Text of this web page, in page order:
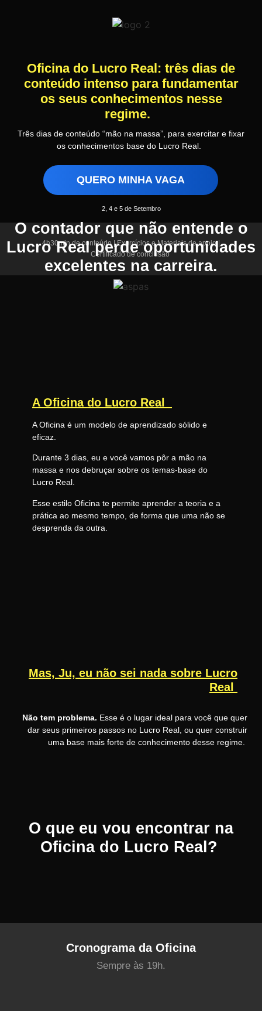
Oficina do Lucro Real: três dias de
conteúdo intenso para fundamentar
os seus conhecimentos nesse
regime.
Três dias de conteúdo “mão na massa”, para exercitar e fixar
os conhecimentos base do Lucro Real.
QUERO MINHA VAGA
2, 4 e 5 de Setembro
4h30min de conteúdo | Exercícios e Materiais de apoio |
Certificado de conclusão
O contador que não entende o
Lucro Real perde oportunidades
excelentes na carreira.
A Oficina do Lucro Real
A Oficina é um modelo de aprendizado sólido e
eficaz.
Durante 3 dias, eu e você vamos pôr a mão na
massa e nos debruçar sobre os temas-base do
Lucro Real.
Esse estilo Oficina te permite aprender a teoria e a
prática ao mesmo tempo, de forma que uma não se
desprenda da outra.
Mas, Ju, eu não sei nada sobre Lucro
Real
Não tem problema. Esse é o lugar ideal para você que quer
dar seus primeiros passos no Lucro Real, ou quer construir
uma base mais forte de conhecimento desse regime.
O que eu vou encontrar na
Oficina do Lucro Real?
Cronograma da Oficina
Sempre às 19h.